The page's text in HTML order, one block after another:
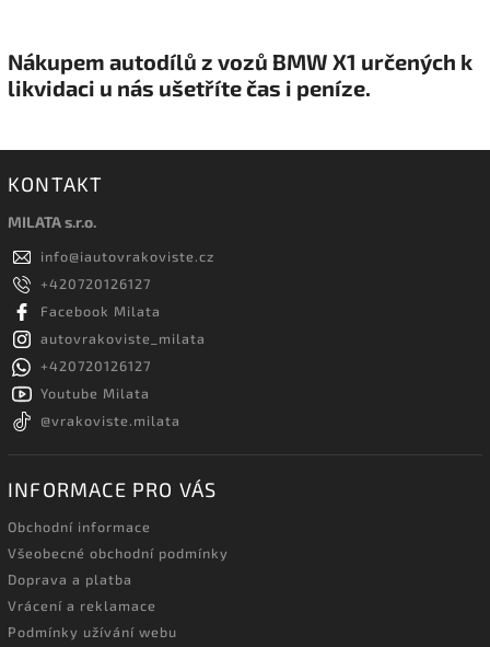
Nákupem autodílů z vozů BMW X1 určených k
likvidaci u nás ušetříte čas i peníze.
KONTAKT
MILATA s.r.o.
info@iautovrakoviste.cz
+420720126127
Facebook Milata
autovrakoviste_milata
+420720126127
Youtube Milata
@vrakoviste.milata
INFORMACE PRO VÁS
Obchodní informace
Všeobecné obchodní podmínky
Doprava a platba
Vrácení a reklamace
Podmínky užívání webu